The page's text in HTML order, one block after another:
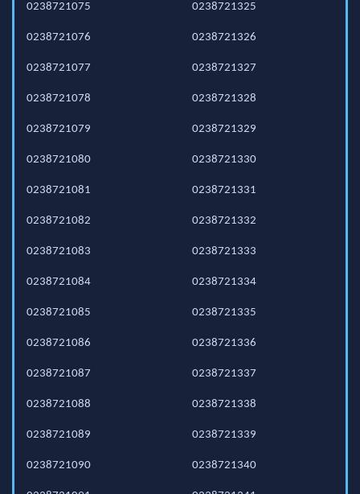
0238721075
0238721076
0238721077
0238721078
0238721079
0238721080
0238721081
0238721082
0238721083
0238721084
0238721085
0238721086
0238721087
0238721088
0238721089
0238721090
0238721325
0238721326
0238721327
0238721328
0238721329
0238721330
0238721331
0238721332
0238721333
0238721334
0238721335
0238721336
0238721337
0238721338
0238721339
0238721340